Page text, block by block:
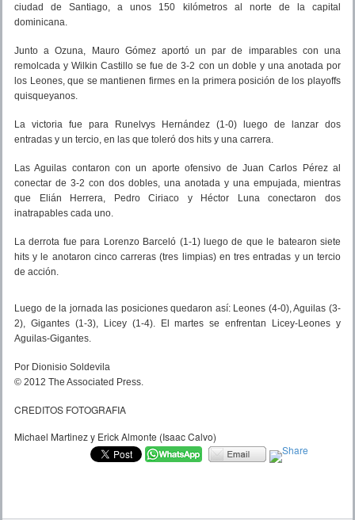
ciudad de Santiago, a unos 150 kilómetros al norte de la capital
dominicana.
Junto a Ozuna, Mauro Gómez aportó un par de imparables con una
remolcada y Wilkin Castillo se fue de 3-2 con un doble y una anotada por
los Leones, que se mantienen firmes en la primera posición de los playoffs
quisqueyanos.
La victoria fue para Runelvys Hernández (1-0) luego de lanzar dos
entradas y un tercio, en las que toleró dos hits y una carrera.
Las Aguilas contaron con un aporte ofensivo de Juan Carlos Pérez al
conectar de 3-2 con dos dobles, una anotada y una empujada, mientras
que Elián Herrera, Pedro Ciriaco y Héctor Luna conectaron dos
inatrapables cada uno.
La derrota fue para Lorenzo Barceló (1-1) luego de que le batearon siete
hits y le anotaron cinco carreras (tres limpias) en tres entradas y un tercio
de acción.
Luego de la jornada las posiciones quedaron así: Leones (4-0), Aguilas (3-
2), Gigantes (1-3), Licey (1-4). El martes se enfrentan Licey-Leones y
Aguilas-Gigantes.
Por Dionisio Soldevila
© 2012 The Associated Press.
CREDITOS FOTOGRAFIA
Michael Martinez y Erick Almonte (Isaac Calvo)